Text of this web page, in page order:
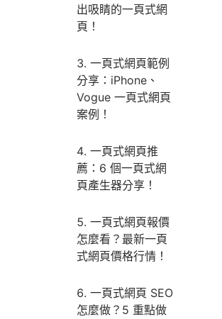
出吸睛的一頁式網
頁！
一頁式網頁範例
分享：iPhone、
Vogue 一頁式網頁
案例！
一頁式網頁推
薦：6 個一頁式網
頁產生器分享！
一頁式網頁報價
怎麼看？最新一頁
式網頁價格行情！
一頁式網頁 SEO
怎麼做？5 重點做